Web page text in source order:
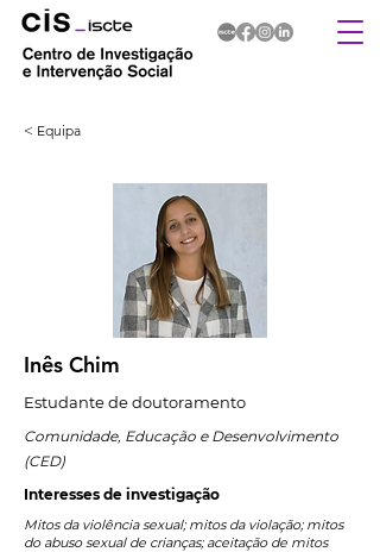
< Equipa
Inês Chim
Estudante de doutoramento
Comunidade, Educação e Desenvolvimento
(CED)
Interesses de investigação
Mitos da violência sexual; mitos da violação; mitos
do abuso sexual de crianças; aceitação de mitos